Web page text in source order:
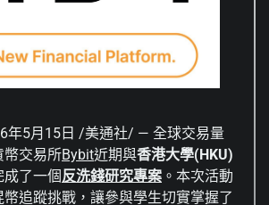
年5月15日 /美通社/ — 全球交易量
幣交易所Bybit近期與香港大學(HKU)
了一個反洗錢研究專案 。本次活動
追蹤挑戰，讓參與學生切實掌握了